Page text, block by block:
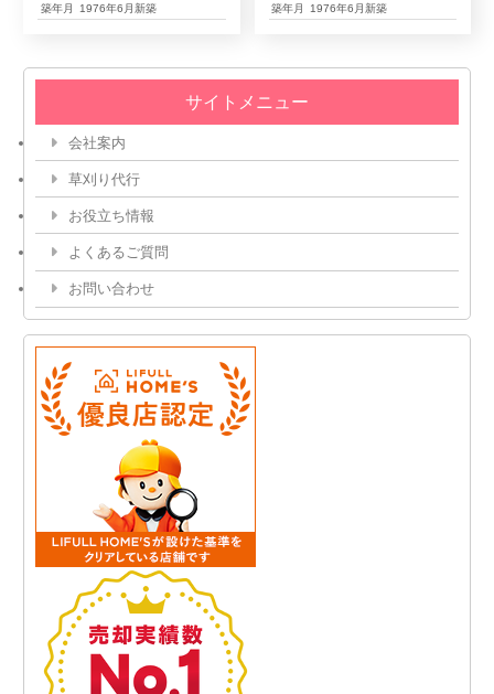
築年月
1976年6月新築
築年月
1976年6月新築
サイトメニュー
会社案内
草刈り代行
お役立ち情報
よくあるご質問
お問い合わせ